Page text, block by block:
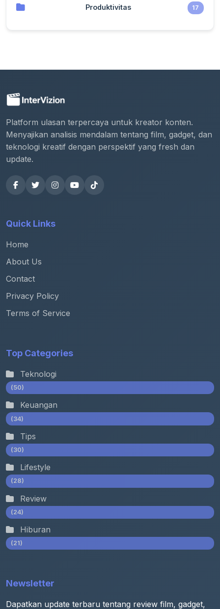
Produktivitas 17
Platform ulasan terpercaya untuk kreator konten.
Menyajikan analisis mendalam tentang film, gadget, dan
teknologi kreatif dengan perspektif yang fresh dan
update.
Quick Links
Home
About Us
Contact
Privacy Policy
Terms of Service
Top Categories
Teknologi
(50)
Keuangan
(34)
Tips
(30)
Lifestyle
(28)
Review
(24)
Hiburan
(21)
Newsletter
Dapatkan update terbaru tentang review film, gadget,